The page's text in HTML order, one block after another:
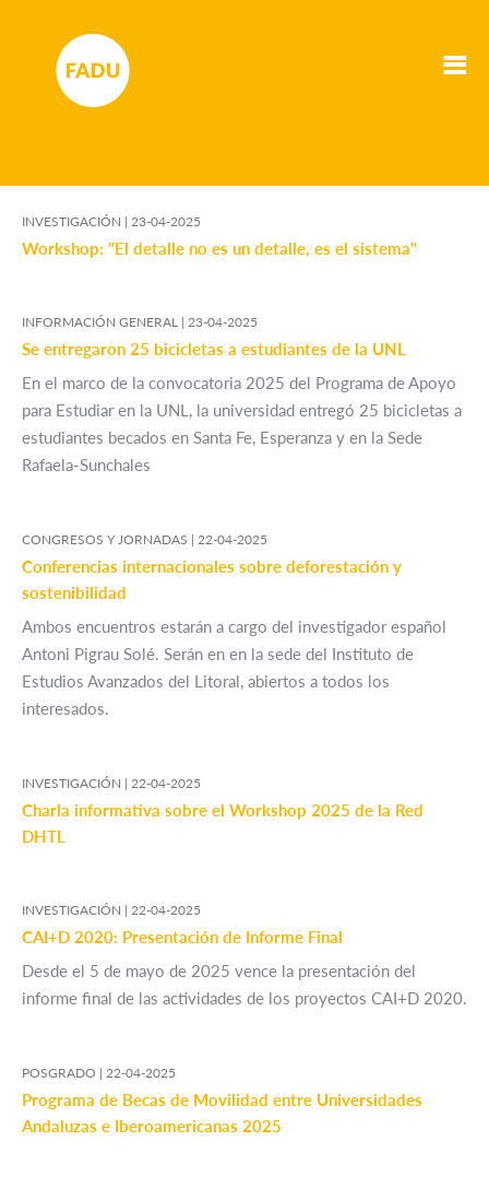
INVESTIGACIÓN | 23-04-2025
Workshop: "El detalle no es un detalle, es el sistema"
INFORMACIÓN GENERAL | 23-04-2025
Se entregaron 25 bicicletas a estudiantes de la UNL
En el marco de la convocatoria 2025 del Programa de Apoyo
para Estudiar en la UNL, la universidad entregó 25 bicicletas a
estudiantes becados en Santa Fe, Esperanza y en la Sede
Rafaela-Sunchales
CONGRESOS Y JORNADAS | 22-04-2025
Conferencias internacionales sobre deforestación y
sostenibilidad
Ambos encuentros estarán a cargo del investigador español
Antoni Pigrau Solé. Serán en en la sede del Instituto de
Estudios Avanzados del Litoral, abiertos a todos los
interesados.
INVESTIGACIÓN | 22-04-2025
Charla informativa sobre el Workshop 2025 de la Red
DHTL
INVESTIGACIÓN | 22-04-2025
CAI+D 2020: Presentación de Informe Final
Desde el 5 de mayo de 2025 vence la presentación del
informe final de las actividades de los proyectos CAI+D 2020.
POSGRADO | 22-04-2025
Programa de Becas de Movilidad entre Universidades
Andaluzas e Iberoamericanas 2025